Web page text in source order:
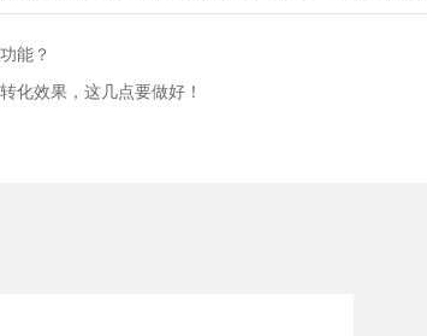
能？
化效果，这几点要做好！